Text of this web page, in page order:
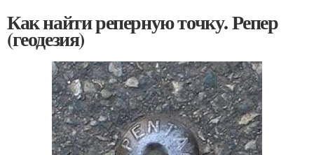
Как найти реперную точку. Репер
(геодезия)